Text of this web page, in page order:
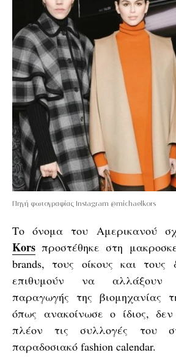
Πηγή φωτογραφίας Instagram @michaelkors
Το όνομα του Αμερικανού
Kors προστέθηκε στη
brands, τους οίκους και τους
επιθυμούν να αλλάξουν
παραγωγής της βιομηχανίας
όπως ανακοίνωσε ο ίδιος,
πλέον τις συλλογές του
παραδοσιακό fashion calendar.